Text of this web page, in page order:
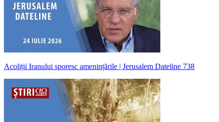
Acoliții Iranului sporesc amenințările | Jerusalem Dateline 738